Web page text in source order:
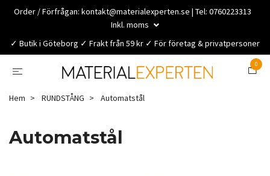
Order / Förfrågan: kontakt@materialexperten.se | Tel: 0760223313
Inkl. moms
✓ Butik i Göteborg ✓ Frakt från 59 kr ✓ För företag & privatpersoner
0
Hem RUNDSTÅNG Automatstål
Automatstål